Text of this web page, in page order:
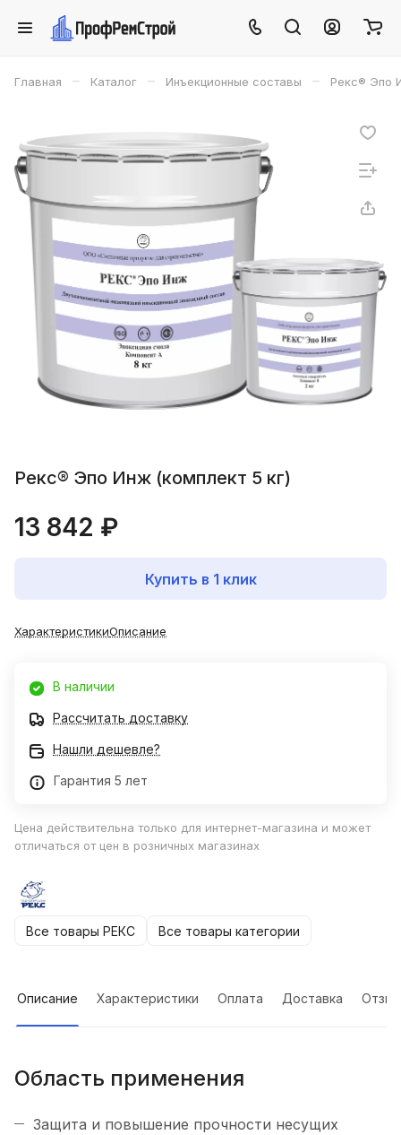
Главная – Каталог – Инъекционные составы – Рекс® Эпо
Рекс® Эпо Инж (комплект 5 кг)
13 842 ₽
Купить в 1 клик
ХарактеристикиОписание
В наличии
Рассчитать доставку
Нашли дешевле?
Гарантия 5 лет
Цена действительна только для интернет-магазина и может
отличаться от цен в розничных магазинах
Все товары РЕКС Все товары категории
Описание Характеристики Оплата Доставка
Область применения
Защита и повышение прочности несущих